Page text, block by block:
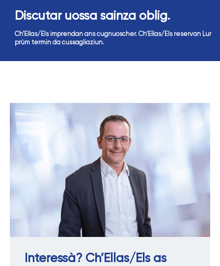
Discutar uossa sainza oblig.
Ch’Ellas/Els imprendan ans cugnuoscher. Ch’Ellas/Els reservan Lur
prüm termin da cussagliaziun.
Interessà? Ch’Ellas/Els as